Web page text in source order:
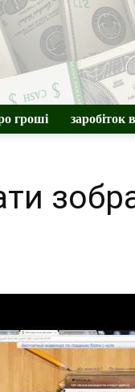
гроші заробіток